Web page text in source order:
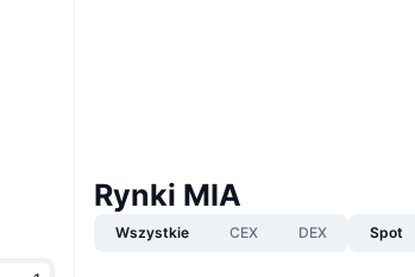
Rynki MIA
Wszystkie CEX DEX Spot